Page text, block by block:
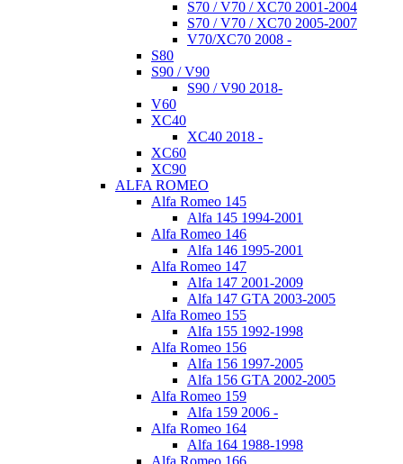
S70 / V70 / XC70 2001-2004
S70 / V70 / XC70 2005-2007
V70/XC70 2008 -
S80
S90 / V90
S90 / V90 2018-
V60
XC40
XC40 2018 -
XC60
XC90
ALFA ROMEO
Alfa Romeo 145
Alfa 145 1994-2001
Alfa Romeo 146
Alfa 146 1995-2001
Alfa Romeo 147
Alfa 147 2001-2009
Alfa 147 GTA 2003-2005
Alfa Romeo 155
Alfa 155 1992-1998
Alfa Romeo 156
Alfa 156 1997-2005
Alfa 156 GTA 2002-2005
Alfa Romeo 159
Alfa 159 2006 -
Alfa Romeo 164
Alfa 164 1988-1998
Alfa Romeo 166